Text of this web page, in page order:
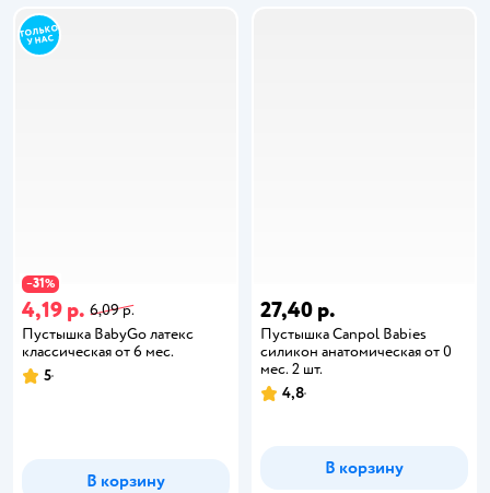
−31%
4,19 р. 6,09 р.
Пустышка BabyGo латекс
классическая от 6 мес.
5
В корзину
27,40 р.
Пустышка Canpol Babies
силикон анатомическая от 0
мес. 2 шт.
4,8
В корзину